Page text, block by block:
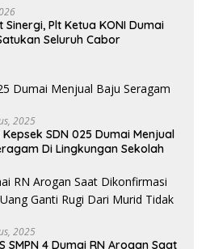
Sinergi, Plt Ketua KONI Dumai
Seluruh Cabor
2025
SDN 025 Dumai Menjual
Di Lingkungan Sekolah
2025
SMPN 4 Dumai RN Arogan Saat